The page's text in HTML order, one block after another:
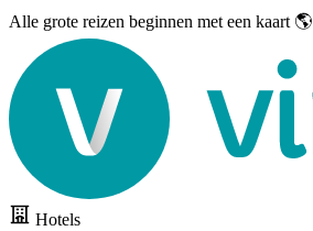
Alle grote reizen beginnen met een kaart 🌎
Hotels